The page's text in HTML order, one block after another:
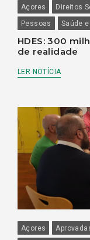
Açores Direitos
Pessoas
Saúde
HDES: 300
de realidade
LER NOTÍCIA
Açores